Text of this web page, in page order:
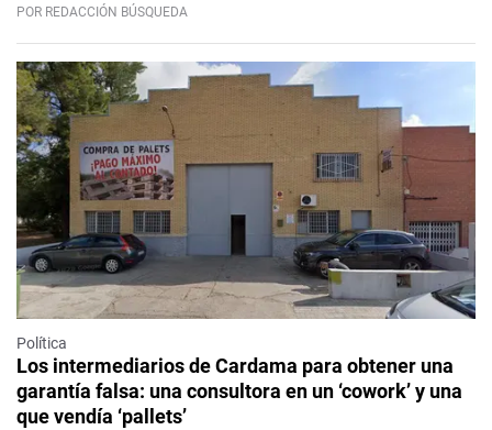
POR REDACCIÓN BÚSQUEDA
Política
Los intermediarios de Cardama para obtener una
garantía falsa: una consultora en un ‘cowork’ y una
que vendía ‘pallets’